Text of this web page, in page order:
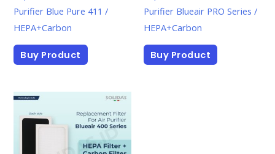
Purifier Blue Pure 411 /
HEPA+Carbon
Buy Product
Purifier Blueair PRO Series /
HEPA+Carbon
Buy Product